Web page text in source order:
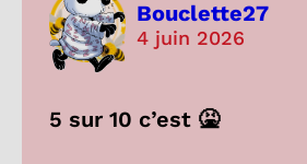
Bouclette27
4 juin 2026
5 sur 10 c’est 🤮